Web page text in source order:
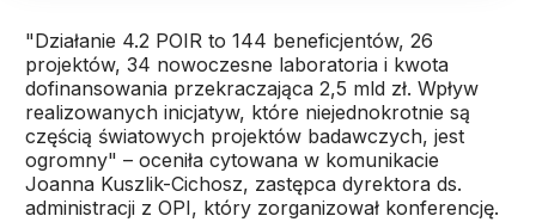
"Działanie 4.2 POIR to 144 beneficjentów, 26
projektów, 34 nowoczesne laboratoria i kwota
dofinansowania przekraczająca 2,5 mld zł. Wpływ
realizowanych inicjatyw, które niejednokrotnie są
częścią światowych projektów badawczych, jest
ogromny" – oceniła cytowana w komunikacie
Joanna Kuszlik-Cichosz, zastępca dyrektora ds.
administracji z OPI, który zorganizował konferencję.